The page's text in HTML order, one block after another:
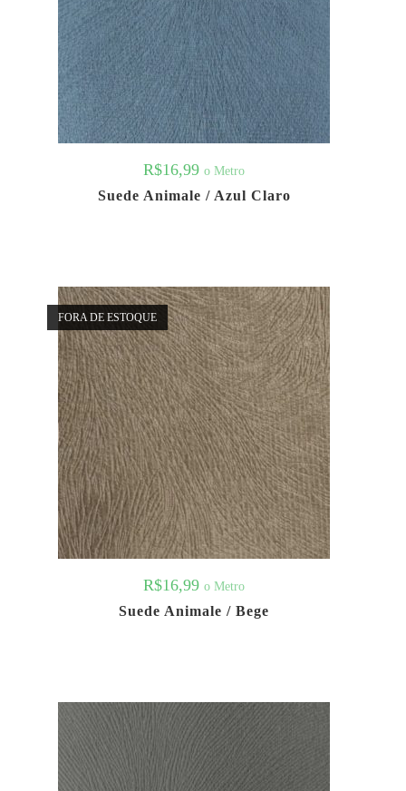
R$16,99 o Metro
Suede Animale / Azul Claro
FORA DE ESTOQUE
R$16,99 o Metro
Suede Animale / Bege